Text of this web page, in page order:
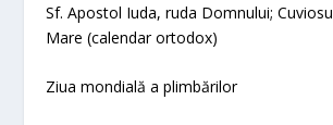
Sf. Apostol Iuda, ruda Domnului;
Mare (calendar ortodox)
Ziua mondială a plimbărilor